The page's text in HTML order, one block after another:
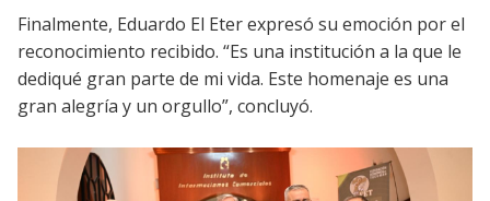
Finalmente, Eduardo El Eter expresó su emoción por el
reconocimiento recibido. “Es una institución a la que le
dediqué gran parte de mi vida. Este homenaje es una
gran alegría y un orgullo”, concluyó.